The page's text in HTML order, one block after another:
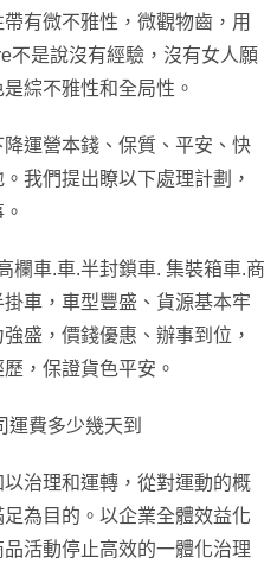
有微不雅性，微觀物齒，用
不是說沒有經驗，沒有女人願
綜不雅性和全局性。
運營本錢、保質、平安、快
我們提出瞭以下處理計劃，
欄車.車.半封鎖車. 集裝箱車.商
車，車型豐盛、貨源基本牢
盛，價錢優惠、辦事到位，
，保證貨色平安。
治理和運轉，從對運動的概
為目的。以企業全體效益化
活動停止高效的一體化治理